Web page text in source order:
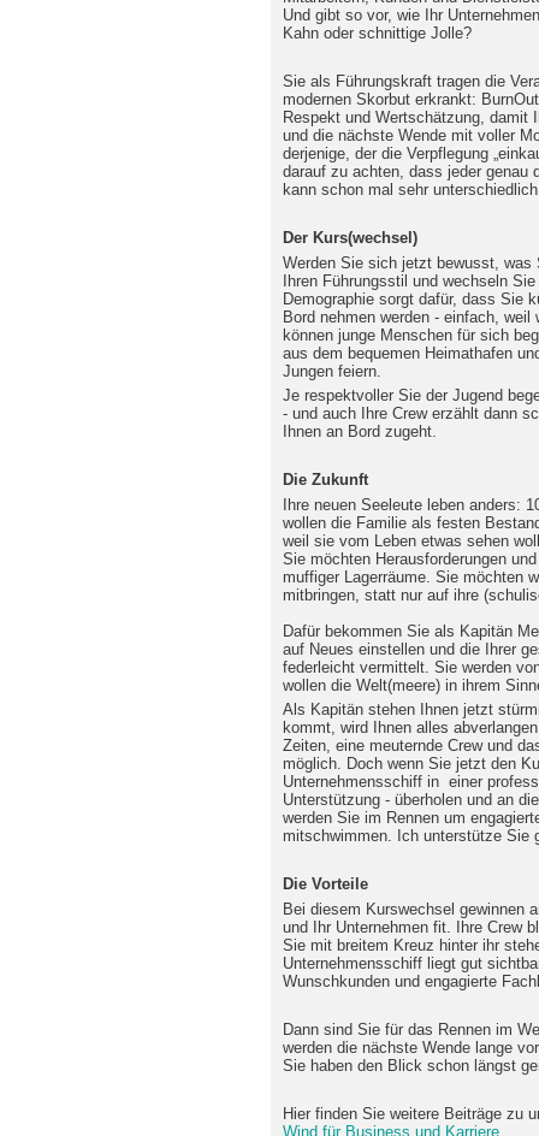
Und gibt so vor, wie Ihr
Kahn oder schnittige Jolle?
Sie als Führungskraft tragen die
modernen Skorbut erkrankt:
Respekt und Wertschätzung, damit
und die nächste Wende mit voller
derjenige, der die Verpflegung
darauf zu achten, dass jeder genau
kann schon mal sehr
Der Kurs(wechsel)
Werden Sie sich jetzt bewusst,
Ihren Führungsstil und wechseln
Demographie sorgt dafür, dass Sie
Bord nehmen werden - einfach,
können junge Menschen für sich
aus dem bequemen Heimathafen
Jungen feiern.
Je respektvoller Sie der Jugend
- und auch Ihre Crew erzählt dann
Ihnen an Bord zugeht.
Die Zukunft
Ihre neuen Seeleute leben anders:
wollen die Familie als festen
weil sie vom Leben etwas sehen
Sie möchten Herausforderungen
muffiger Lagerräume. Sie möchten
mitbringen, statt nur auf ihre
Dafür bekommen Sie als Kapitän
auf Neues einstellen und die Ihrer
federleicht vermittelt. Sie werden
wollen die Welt(meere) in ihrem
Als Kapitän stehen Ihnen jetzt
kommt, wird Ihnen alles
Zeiten, eine meuternde Crew und
möglich. Doch wenn Sie jetzt den
Unternehmensschiff in einer
Unterstützung - überholen und an
werden Sie im Rennen um
mitschwimmen. Ich unterstütze Sie
Die Vorteile
Bei diesem Kurswechsel gewinnen
und Ihr Unternehmen fit. Ihre Crew
Sie mit breitem Kreuz hinter ihr
Unternehmensschiff liegt gut
Wunschkunden und engagierte
Dann sind Sie für das Rennen im
werden die nächste Wende lange
Sie haben den Blick schon längst
Hier finden Sie weitere Beiträge zu
Wind für Business und Karriere